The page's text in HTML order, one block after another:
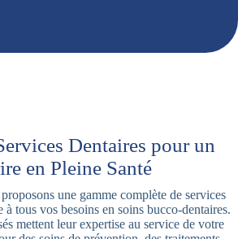
Dentaires pour un
en Pleine Santé
une gamme complète de services
à tous vos besoins en soins bucco-dentaires.
mettent leur expertise au service de votre